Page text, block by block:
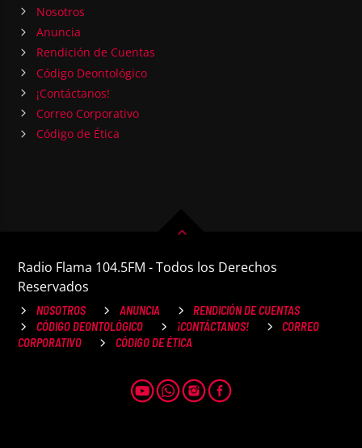
Nosotros
Anuncia
Rendición de Cuentas
Código Deontológico
¡Contáctanos!
Correo Corporativo
Código de Ética
Radio Flama 104.5FM - Todos los Derechos
Reservados
NOSOTROS ANUNCIA
RENDICIÓN DE CUENTAS
CÓDIGO DEONTOLÓGICO
¡CONTÁCTANOS!
CORREO
CORPORATIVO
CÓDIGO DE ÉTICA